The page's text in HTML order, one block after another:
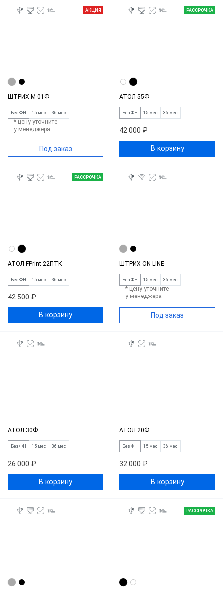
АКЦИЯ
ШТРИХ-М-01Ф
Без ФН 15 мес 36 мес
* цену уточните
у менеджера
Под заказ
РАССРОЧКА
АТОЛ 55Ф
Без ФН 15 мес 36 мес
42 000 ₽
В корзину
РАССРОЧКА
АТОЛ FPrint-22ПТК
Без ФН 15 мес 36 мес
42 500 ₽
В корзину
ШТРИХ ON-LINE
Без ФН 15 мес 36 мес
* цену уточните
у менеджера
Под заказ
АТОЛ 30Ф
Без ФН 15 мес 36 мес
26 000 ₽
В корзину
АТОЛ 20Ф
Без ФН 15 мес 36 мес
32 000 ₽
В корзину
РАССРОЧКА